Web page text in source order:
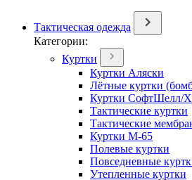
Тактическая одежда
Категории:
Куртки
Куртки Аляски
Лётные куртки
Куртки СофтШелл/
Тактические куртки
Тактические
Куртки М-65
Полевые куртки
Повседневные
Утепленные куртки